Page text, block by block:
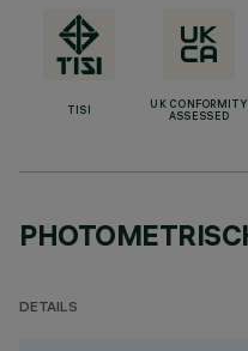
TISI
UK CONFORMITY
ASSESSED
DETAILS